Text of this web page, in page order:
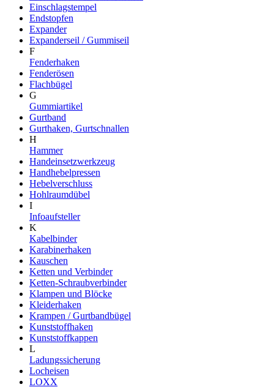
Einschlagstempel
Endstopfen
Expander
Expanderseil / Gummiseil
F
Fenderhaken
Fenderösen
Flachbügel
G
Gummiartikel
Gurtband
Gurthaken, Gurtschnallen
H
Hammer
Handeinsetzwerkzeug
Handhebelpressen
Hebelverschluss
Hohlraumdübel
I
Infoaufsteller
K
Kabelbinder
Karabinerhaken
Kauschen
Ketten und Verbinder
Ketten-Schraubverbinder
Klampen und Blöcke
Kleiderhaken
Krampen / Gurtbandbügel
Kunststoffhaken
Kunststoffkappen
L
Ladungssicherung
Locheisen
LOXX